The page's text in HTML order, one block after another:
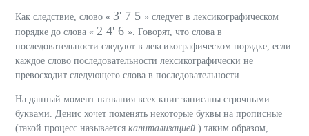
Как следствие, слово « 3' 7 5 » следует в лексикографическом
порядке до слова « 2 4' 6 ». Говорят, что слова в
последовательности следуют в лексикографическом порядке, если
каждое слово последовательности лексикографически не
превосходит следующего слова в последовательности.
На данный момент названия всех книг записаны строчными
буквами. Денис хочет поменять некоторые буквы на прописные
(такой процесс называется капитализацией ) таким образом,